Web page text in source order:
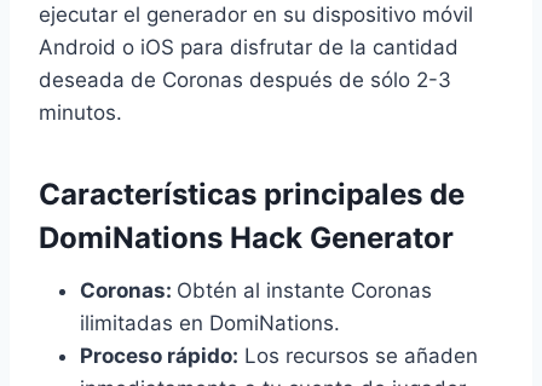
ejecutar el generador en su dispositivo móvil
Android o iOS para disfrutar de la cantidad
deseada de Coronas después de sólo 2-3
minutos.
Características principales de
DomiNations Hack Generator
Coronas: Obtén al instante Coronas
ilimitadas en DomiNations.
Proceso rápido: Los recursos se añaden